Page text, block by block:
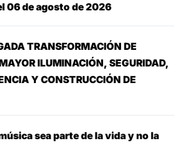
06 de agosto de 2026
TRANSFORMACIÓN DE
ILUMINACIÓN, SEGURIDAD,
Y CONSTRUCCIÓN DE
sea parte de la vida y no la